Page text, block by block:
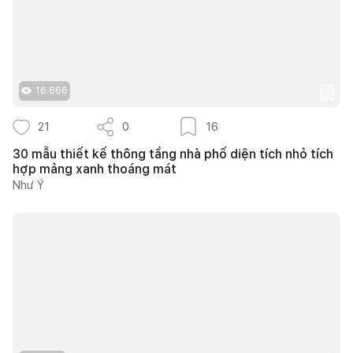
16.666
21 0 16
30 mẫu thiết kế thông tầng nhà phố diện tích nhỏ tích
hợp mảng xanh thoáng mát
Như Ý